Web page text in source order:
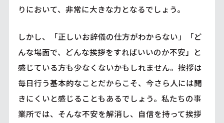
りにおいて、非常に大きな力となるでしょう。
しかし、「正しいお辞儀の仕方がわからない」「ど
んな場面で、どんな挨拶をすればいいのか不安」と
感じている方も少なくないかもしれません。挨拶は
毎日行う基本的なことだからこそ、今さら人には聞
きにくいと感じることもあるでしょう。私たちの事
業所では、そんな不安を解消し、自信を持って挨拶